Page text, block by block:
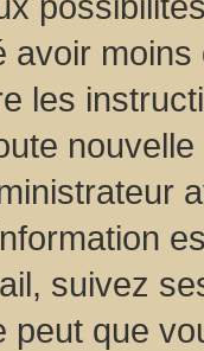
les
suivez
peut que